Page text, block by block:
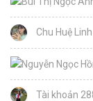
Chu Huệ Linh
Tài khoản